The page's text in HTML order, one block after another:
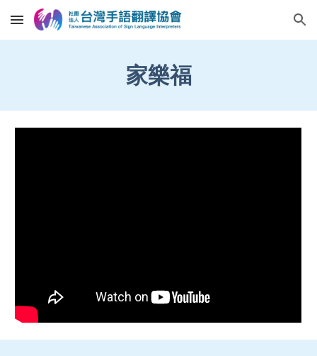
Skip to main content Skip to navigation
家樂福